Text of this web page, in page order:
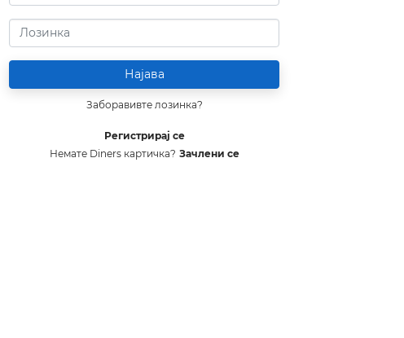
Заборавивте лозинка?
Регистрирај се
Немате Diners картичка? Зачлени се